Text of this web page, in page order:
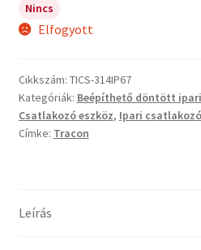
Nincs
Elfogyott
Cikkszám: TICS-314IP67
Kategóriák: Beépíthető döntött
Csatlakozó eszköz, Ipari csatlakozó
Címke: Tracon
Leírás